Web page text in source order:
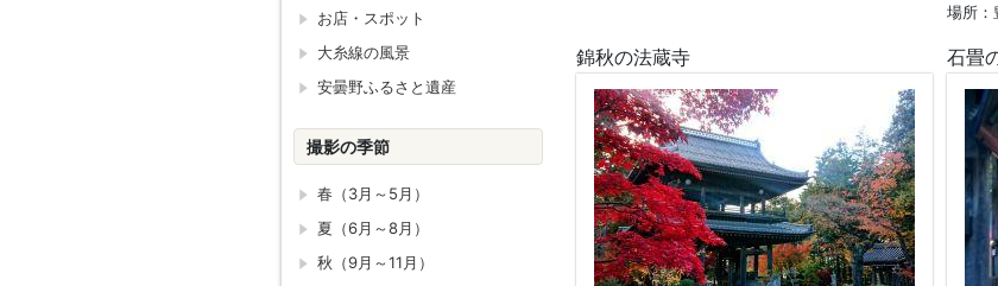
場所
錦秋の法蔵寺 石畳
お店・スポット
大糸線の風景
安曇野ふるさと遺産
撮影の季節
春（3月～5月）
夏（6月～8月）
秋（9月～11月）